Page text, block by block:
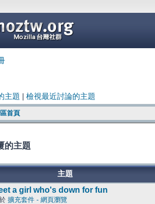
主題 檢視最近討論的主題
首頁
的主題
主題
a girl who's down for fun
擴充套件 - 網頁瀏覽